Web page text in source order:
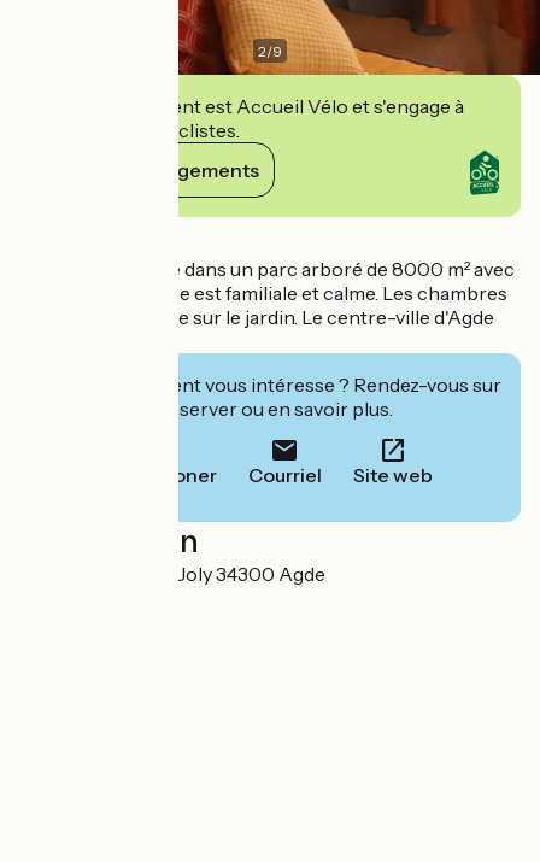
2/9
Cet établissement est Accueil Vélo et s'engage à
accueillir des cyclistes.
Voir ses engagements
Cet hôtel est situé dans un parc arboré de 8000 m² avec
piscine. L'ambiance est familiale et calme. Les chambres
climatisées ont vue sur le jardin. Le centre-ville d'Agde
Cet établissement vous intéresse ? Rendez-vous sur
leur site pour réserver ou en savoir plus.
Téléphoner Courriel Site web
Localisation
32 rue Montée de Joly 34300 Agde